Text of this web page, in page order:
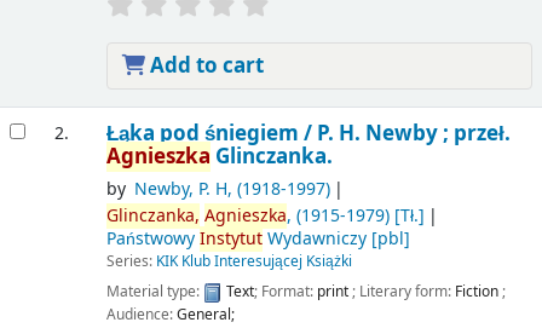
Add to cart
2. Łąka pod śniegiem / P. H. Newby ; przeł.
Agnieszka Glinczanka.
by Newby, P. H, (1918-1997)
Glinczanka, Agnieszka, (1915-1979)[Tł.]
PaństwowyInstytutWydawniczy[pbl]
Series: KIK Klub Interesującej Książki
Material type:
Text; Format: print; Literary form: Fiction;
Audience:General;